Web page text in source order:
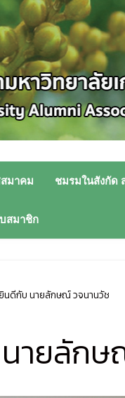
มาคม ชมรมในสังกัด
สมาชิก
นดีกับ นายลักษณ์ วจนานวัช
ายลัก